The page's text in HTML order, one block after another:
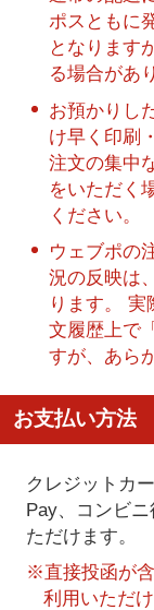
ポスともに
となります
る場合があ
お預かりし
け早く印刷
注文の集中
をいただく
ください。
ウェブポの
況の反映は
ります。 実
文履歴上で
すが、あら
お支払い方法
クレジットカ
Pay、コンビ
ただけます。
※直接投函が
利用いただけ